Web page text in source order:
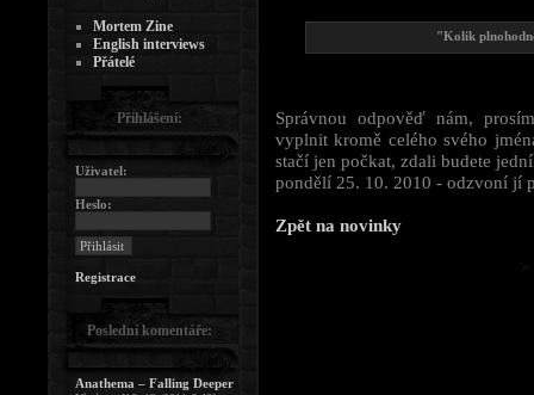
"Kolik
Správnou odpověď nám,
vyplnit kromě celého svého
stačí jen počkat, zdali budete
pondělí 25. 10. 2010 - odzvoní jí
Zpět na novinky
Mortem Zine
English interviews
Přátelé
Přihlášení:
Uživatel:
Heslo:
Registrace
Poslední komentáře:
Anathema – Falling Deeper